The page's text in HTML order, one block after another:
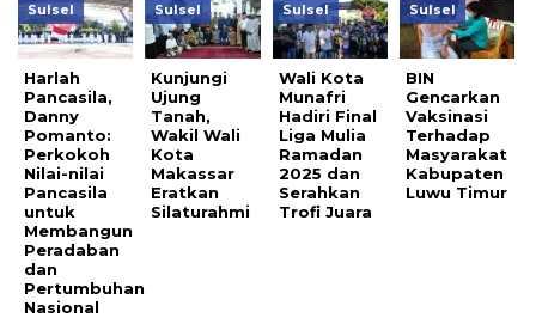
Sulsel
Harlah
Pancasila,
Danny
Pomanto:
Perkokoh
Nilai-nilai
Pancasila
untuk
Membangun
Peradaban
dan
Pertumbuhan
Nasional
Sulsel
Kunjungi
Ujung
Tanah,
Wakil Wali
Kota
Makassar
Eratkan
Silaturahmi
Sulsel
Wali Kota
Munafri
Hadiri Final
Liga Mulia
Ramadan
2025 dan
Serahkan
Trofi Juara
Sulsel
BIN
Gencarkan
Vaksinasi
Terhadap
Masyarakat
Kabupaten
Luwu Timur